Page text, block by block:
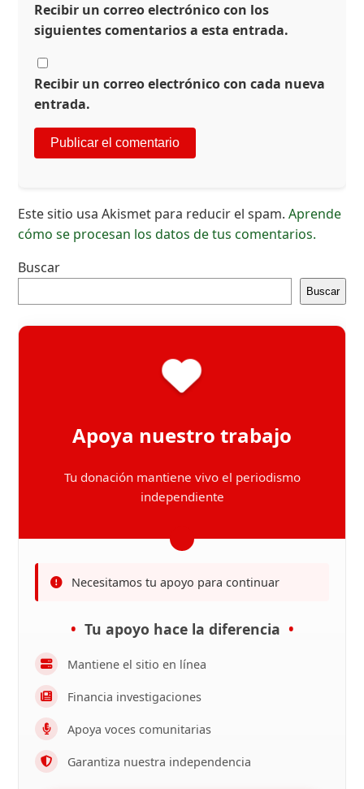
Recibir un correo electrónico con los
siguientes comentarios a esta entrada.
Recibir un correo electrónico con cada nueva
entrada.
Este sitio usa Akismet para reducir el spam.Aprende
cómo se procesan los datos de tus comentarios.
Buscar
Buscar
Apoya nuestro trabajo
Tu donación mantiene vivo el periodismo
independiente
Necesitamos tu apoyo para continuar
Tu apoyo hace la diferencia
Mantiene el sitio en línea
Financia investigaciones
Apoya voces comunitarias
Garantiza nuestra independencia